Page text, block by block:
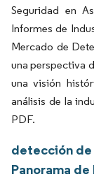
Seguridad en
Informes de
Mercado de
una perspectiva
una visión
análisis de la
PDF.
detección
Panorama